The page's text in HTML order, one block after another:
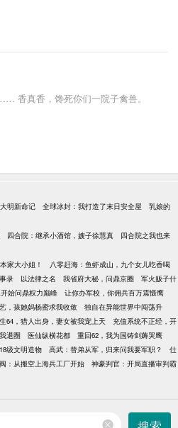
香真香，馋死你们一院子禽兽。
大明新命记 全球冰封：我打造了末日安全屋
乳娘的
四合院：继承小酒馆，嫂子徐慧真
四合院之我也来
家大小姐！
八零赶海：鱼虾成山，九个女儿吃香喝
录 以法律之名 我省府大秘，问鼎京圈
军火贩子什
始问鼎权力巅峰
让你办军校，你佣兵百万震慑鹰
，孩她妈杨蜜求我收敛
独自在异能世界中闯荡升
64，猎人出身，妻女被我宠上天
充值系统不正经，开
退圈 医仙纵横花都
重回62，我为国铸剑薅哭鹰
级文明造物 高武：替弟从军，归来问我要军职？
仕
：从搬空上海兵工厂开始
神豪判官：开局直播审判霸